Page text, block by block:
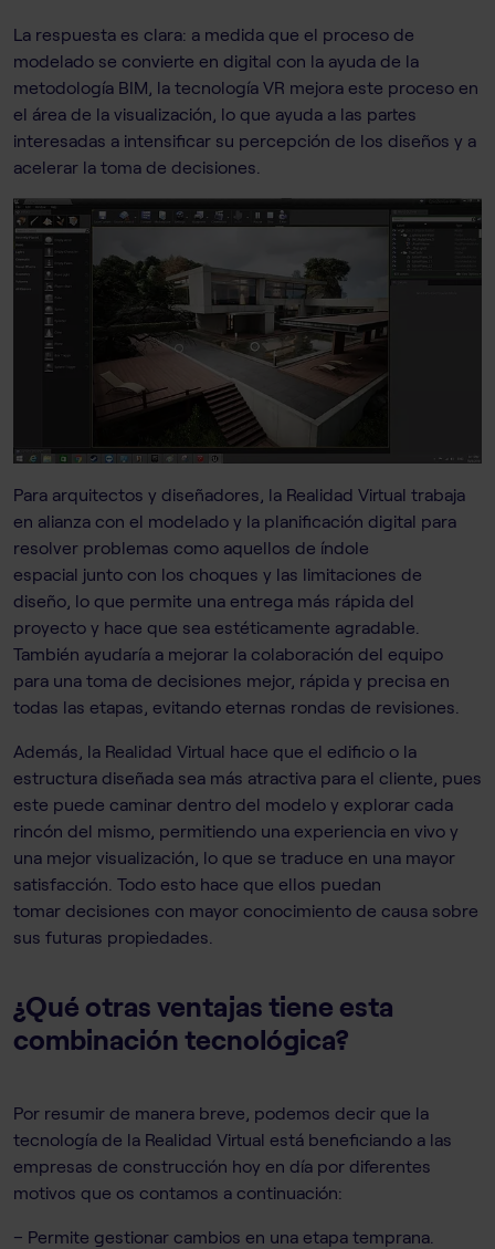
La respuesta es clara: a medida que el proceso de
modelado se convierte en digital con la ayuda de la
metodología BIM, la tecnología VR mejora este proceso en
el área de la visualización, lo que ayuda a las partes
interesadas a intensificar su percepción de los diseños y a
acelerar la toma de decisiones.
Para arquitectos y diseñadores, la Realidad Virtual trabaja
en alianza con el modelado y la planificación digital para
resolver problemas como aquellos de índole
espacial junto con los choques y las limitaciones de
diseño, lo que permite una entrega más rápida del
proyecto y hace que sea estéticamente agradable.
También ayudaría a mejorar la colaboración del equipo
para una toma de decisiones mejor, rápida y precisa en
todas las etapas, evitando eternas rondas de revisiones.
​​Además, la Realidad Virtual hace que el edificio o la
estructura diseñada sea más atractiva para el cliente, pues
este puede caminar dentro del modelo y explorar cada
rincón del mismo, permitiendo una experiencia en vivo y
una mejor visualización, lo que se traduce en una mayor
satisfacción. Todo esto hace que ellos puedan
tomar decisiones con mayor conocimiento de causa sobre
sus futuras propiedades.
¿Qué otras ventajas tiene esta
combinación tecnológica?
Por resumir de manera breve, podemos decir que la
tecnología de la Realidad Virtual está beneficiando a las
empresas de construcción hoy en día por diferentes
motivos que os contamos a continuación:
– Permite gestionar cambios en una etapa temprana.